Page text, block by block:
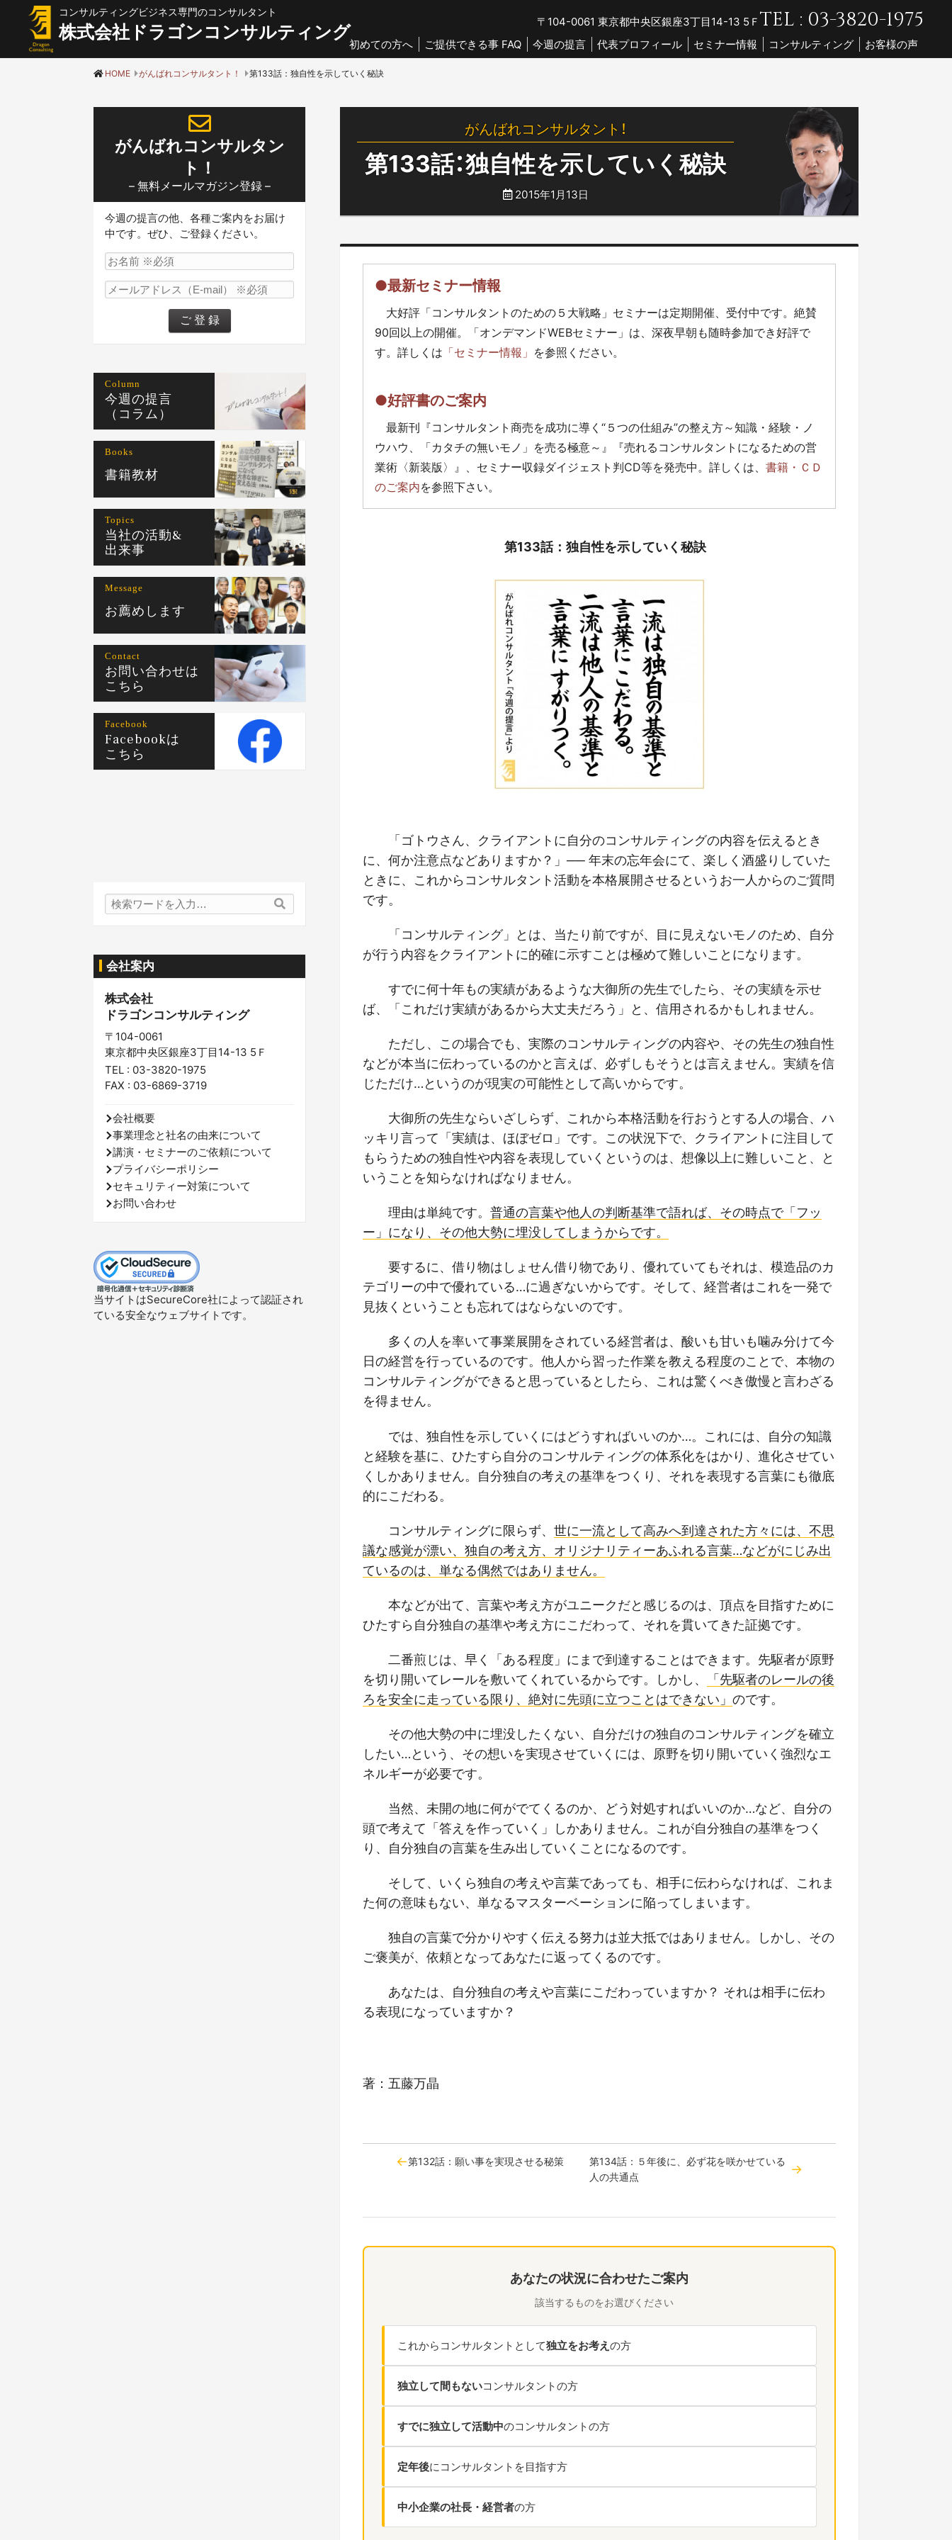
コンサルティングビジネス専門のコンサルタント
株式会社ドラゴンコンサルティング 〒104-0061 東京都中央区銀座3丁目14-13 5Ｆ TEL : 03-3820-1975
初めての方へ ご提供できる事 FAQ 今週の提言 代表プロフィール セミナー情報 コンサルティング お客様の声
HOME がんばれコンサルタント！ 第133話：独自性を示していく秘訣
がんばれコンサルタント！
第133話：独自性を示していく秘訣
2015年1月13日
●最新セミナー情報
大好評「コンサルタントのための５大戦略」セミナーは定期開催、受付中です。絶賛
90回以上の開催。「オンデマンドWEBセミナー」は、深夜早朝も随時参加でき好評で
す。詳しくは 「セミナー情報」 を参照ください。
●好評書のご案内
最新刊『コンサルタント商売を成功に導く“５つの仕組み”の整え方～知識・経験・ノ
ウハウ、「カタチの無いモノ」を売る極意～』『売れるコンサルタントになるための営
業術〈新装版〉』、セミナー収録ダイジェスト判CD等を発売中。詳しくは、 書籍・ＣＤ
のご案内を参照下さい。
第133話：独自性を示していく秘訣
「ゴトウさん、クライアントに自分のコンサルティングの内容を伝えるとき
に、何か注意点などありますか？」── 年末の忘年会にて、楽しく酒盛りしていた
ときに、これからコンサルタント活動を本格展開させるというお一人からのご質問
です。
「コンサルティング」とは、当たり前ですが、目に見えないモノのため、自分
が行う内容をクライアントに的確に示すことは極めて難しいことになります。
すでに何十年もの実績があるような大御所の先生でしたら、その実績を示せ
ば、「これだけ実績があるから大丈夫だろう」と、信用されるかもしれません。
ただし、この場合でも、実際のコンサルティングの内容や、その先生の独自性
などが本当に伝わっているのかと言えば、必ずしもそうとは言えません。実績を信
じただけ…というのが現実の可能性として高いからです。
大御所の先生ならいざしらず、これから本格活動を行おうとする人の場合、ハ
ッキリ言って「実績は、ほぼゼロ」です。この状況下で、クライアントに注目して
もらうための独自性や内容を表現していくというのは、想像以上に難しいこと、と
いうことを知らなければなりません。
理由は単純です。 普通の言葉や他人の判断基準で語れば、その時点で「フッ
ー」になり、その他大勢に埋没してしまうからです。
要するに、借り物はしょせん借り物であり、優れていてもそれは、模造品のカ
テゴリーの中で優れている…に過ぎないからです。そして、経営者はこれを一発で
見抜くということも忘れてはならないのです。
多くの人を率いて事業展開をされている経営者は、酸いも甘いも噛み分けて今
日の経営を行っているのです。他人から習った作業を教える程度のことで、本物の
コンサルティングができると思っているとしたら、これは驚くべき傲慢と言わざる
を得ません。
では、独自性を示していくにはどうすればいいのか…。これには、自分の知識
と経験を基に、ひたすら自分のコンサルティングの体系化をはかり、進化させてい
くしかありません。自分独自の考えの基準をつくり、それを表現する言葉にも徹底
的にこだわる。
コンサルティングに限らず、 世に一流として高みへ到達された方々には、不思
議な感覚が漂い、独自の考え方、オリジナリティーあふれる言葉…などがにじみ出
ているのは、単なる偶然ではありません。
本などが出て、言葉や考え方がユニークだと感じるのは、頂点を目指すために
ひたすら自分独自の基準や考え方にこだわって、それを貫いてきた証拠です。
二番煎じは、早く「ある程度」にまで到達することはできます。先駆者が原野
を切り開いてレールを敷いてくれているからです。しかし、
「先駆者のレールの後
ろを安全に走っている限り、絶対に先頭に立つことはできない」 のです。
その他大勢の中に埋没したくない、自分だけの独自のコンサルティングを確立
したい…という、その想いを実現させていくには、原野を切り開いていく強烈なエ
ネルギーが必要です。
当然、未開の地に何がでてくるのか、どう対処すればいいのか…など、自分の
頭で考えて「答えを作っていく」しかありません。これが自分独自の基準をつく
り、自分独自の言葉を生み出していくことになるのです。
そして、いくら独自の考えや言葉であっても、相手に伝わらなければ、これま
た何の意味もない、単なるマスターベーションに陥ってしまいます。
独自の言葉で分かりやすく伝える努力は並大抵ではありません。しかし、その
ご褒美が、依頼となってあなたに返ってくるのです。
あなたは、自分独自の考えや言葉にこだわっていますか？ それは相手に伝わ
る表現になっていますか？
あなたの状況に合わせたご案内
該当するものをお選びください
これからコンサルタントとして独立をお考え の方
独立して間もないコンサルタントの方
すでに独立して活動中のコンサルタントの方
定年後にコンサルタントを目指す方
中小企業の社長・経営者の方
著：五藤万晶
第132話：願い事を実現させる秘策
第134話：５年後に、必ず花を咲かせている
人の共通点
がんばれコンサルタン
ト！
– 無料メールマガジン登録 –
今週の提言の他、各種ご案内をお届け
中です。ぜひ、ご登録ください。
Column
今週の提言
（コラム）
Books
書籍教材
Topics
当社の活動&
出来事
Message
お薦めします
Contact
お問い合わせは
こちら
Facebook
Facebookは
こちら
検
索
会社案内
株式会社
ドラゴンコンサルティング
〒104-0061
東京都中央区銀座3丁目14-13 5Ｆ
TEL : 03-3820-1975
FAX : 03-6869-3719
会社概要
事業理念と社名の由来について
講演・セミナーのご依頼について
プライバシーポリシー
セキュリティー対策について
お問い合わせ
当サイトはSecureCore社によって認証され
ている安全なウェブサイトです。